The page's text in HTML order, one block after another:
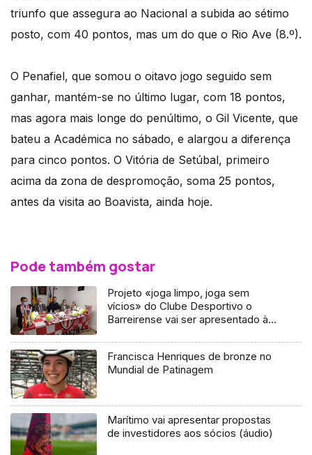
triunfo que assegura ao Nacional a subida ao sétimo
posto, com 40 pontos, mas um do que o Rio Ave (8.º).
O Penafiel, que somou o oitavo jogo seguido sem
ganhar, mantém-se no último lugar, com 18 pontos,
mas agora mais longe do penúltimo, o Gil Vicente, que
bateu a Académica no sábado, e alargou a diferença
para cinco pontos. O Vitória de Setúbal, primeiro
acima da zona de despromoção, soma 25 pontos,
antes da visita ao Boavista, ainda hoje.
Pode também gostar
Projeto «joga limpo, joga sem
vícios» do Clube Desportivo o
Barreirense vai ser apresentado à
(vídeo)
Francisca Henriques de bronze no
Mundial de Patinagem
Marítimo vai apresentar propostas
de investidores aos sócios (áudio)